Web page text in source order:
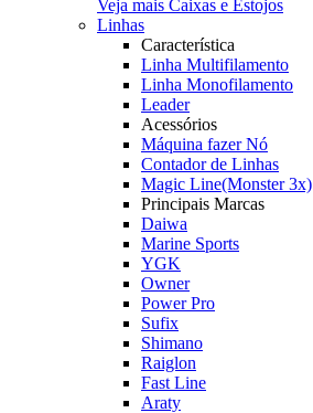
Veja mais Caixas e Estojos
Linhas
Característica
Linha Multifilamento
Linha Monofilamento
Leader
Acessórios
Máquina fazer Nó
Contador de Linhas
Magic Line(Monster 3x)
Principais Marcas
Daiwa
Marine Sports
YGK
Owner
Power Pro
Sufix
Shimano
Raiglon
Fast Line
Araty